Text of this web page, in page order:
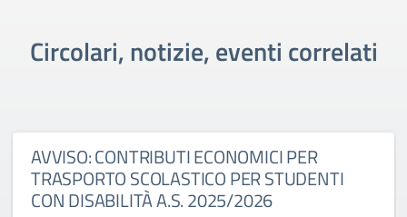
Circolari, notizie, eventi correlati
AVVISO: CONTRIBUTI ECONOMICI PER
TRASPORTO SCOLASTICO PER STUDENTI
CON DISABILITÀ A.S. 2025/2026